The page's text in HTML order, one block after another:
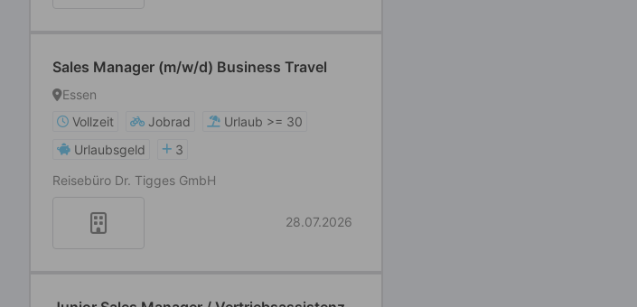
Sales Manager (m/w/d) Business Travel
Essen
Vollzeit
Jobrad
Urlaub >= 30
Urlaubsgeld
3
Reisebüro Dr. Tigges GmbH
28.07.2026